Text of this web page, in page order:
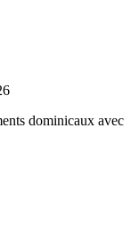
dominicaux avec